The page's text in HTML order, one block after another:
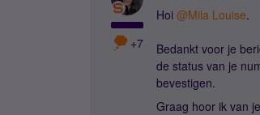
+7
Hoi @Mila Louise.
Bedankt voor je
de status van je
bevestigen.
Graag hoor ik van